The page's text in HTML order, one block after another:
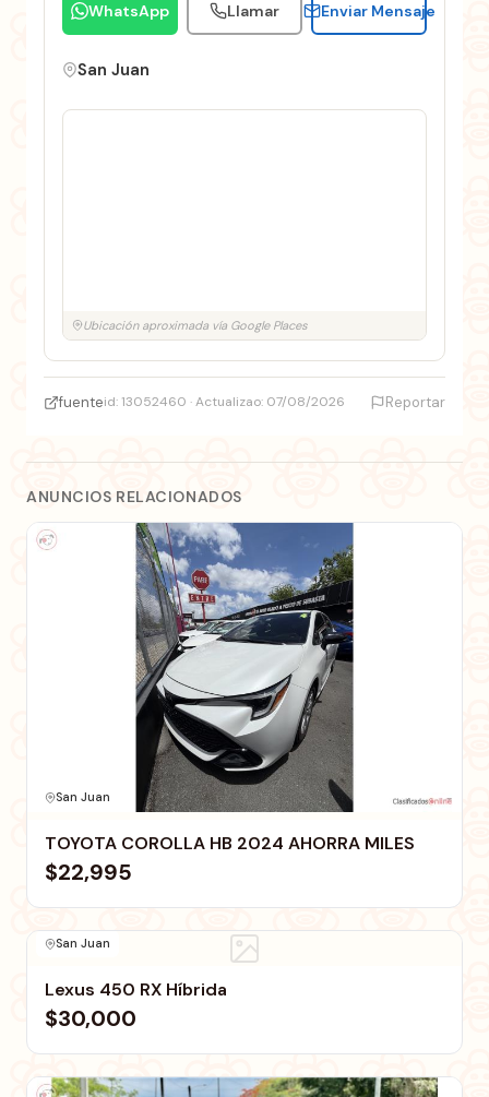
WhatsApp Llamar Enviar Mensaje
San Juan
Ubicación aproximada vía Google Places
fuenteid: 13052460 · Actualizao: 07/08/2026 Reportar
ANUNCIOS RELACIONADOS
San Juan
TOYOTA COROLLA HB 2024 AHORRA MILES
$22,995
San Juan
Lexus 450 RX Híbrida
$30,000